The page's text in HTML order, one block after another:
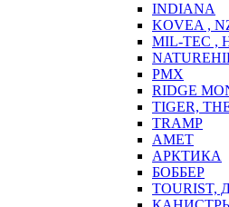
INDIANA
KOVEA ,
MIL-TEC ,
PMX
RIDGE
TIGER,
TRAMP
АМЕТ
АРКТИКА
БОББЕР
TOURIST,